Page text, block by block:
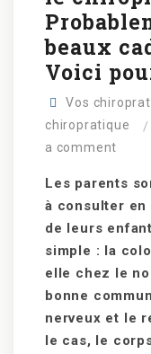
beaux
Voici
Vos
chiropratique
a comment
Les parents
à consulter
de leurs
simple : la
elle chez le
bonne
nerveux et le
le cas, le